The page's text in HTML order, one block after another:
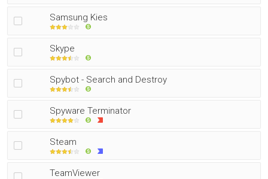
Samsung Kies
Skype
Spybot - Search and Destroy
Spyware Terminator
Steam
TeamViewer